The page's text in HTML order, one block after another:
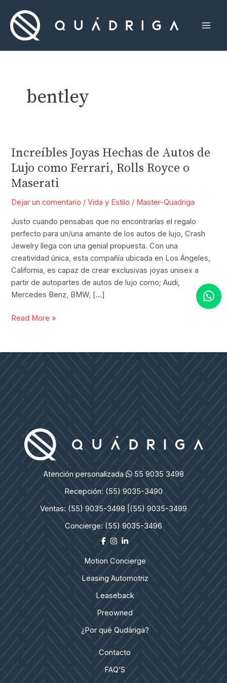
contenido
bentley
Increíbles Joyas Hechas de Autos de
Lujo como Ferrari, Rolls Royce o
Maserati
Dejar un comentario /Vida y Estilo / Master-Quadriga
Justo cuando pensabas que no encontrarías el regalo
perfecto para un/una amante de los autos de lujo, Crash
Jewelry llega con una genial propuesta. Con una
creatividad única, esta compañía ubicada en Los Ángeles,
California, es capaz de crear exclusivas joyas unisex a
partir de autopartes de autos de lujo como; Audi,
Mercedes Benz, BMW, […]
Increíbles
de
Autos
de
Lujo
como
Ferrari,
Rolls
Royce
o
Maserati
Read More »
Atención personalizada
55 9035 3498
Recepción: (55) 9035-3490
Ventas: (55) 9035-3498 |(55) 9035-3499
Concierge: (55) 9035-3496
Motion Concierge
Leasing Automotriz
Leaseback
Preowned
¿Por qué Qudáriga?
Contacto
FAQ’S